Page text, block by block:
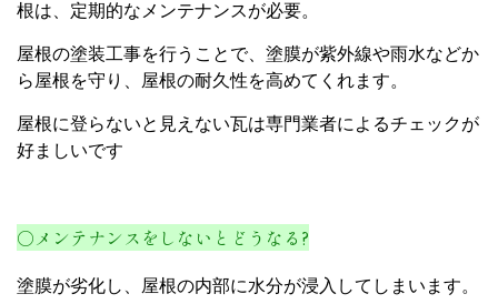
根は、定期的なメンテナンスが必要。
屋根の塗装工事を行うことで、塗膜が紫外線や雨水などか
ら屋根を守り、屋根の耐久性を高めてくれます。
屋根に登らないと見えない瓦は専門業者によるチェックが
好ましいです
○メンテナンスをしないとどうなる?
塗膜が劣化し、屋根の内部に水分が浸入してしまいます。